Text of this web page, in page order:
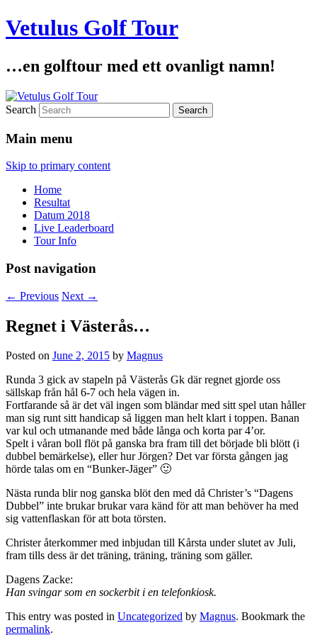
Vetulus Golf Tour
…en golftour med ett ovanligt namn!
Search
Main menu
Skip to primary content
Home
Resultat
Datum 2018
Live Leaderboard
Tour Info
Post navigation
← Previous Next →
Regnet i Västerås…
Posted on June 2, 2015 by Magnus
Runda 3 gick av stapeln på Västerås Gk där regnet gjorde oss
sällskap från hål 6-7 och hela vägen in.
Fortfarande så är det väl ingen som bländar med sitt spel utan håller
man sig runt sitt handicap så liggen man helt klart i toppen. Banan
var kul och utmanande med både långa och korta par 4’or.
Spelt i våran boll flöt på ganska bra fram till det började bli blött (i
dubbel bemärkelse), eller hur Jörgen? Det var första gången jag
hörde talas om en “Bunker-Jäger” 🙂
Nästa runda blir nog ganska blöt den med då Christer’s “Dagens
Dubbel” inte brukar brukar vara känd för att man behöver ha med
sig vattenflaskan för att bota törsten.
Christer återkommer med inbjudan till Kårsta under slutet av Juli,
fram tills dess är det träning, träning, träning som gäller.
Dagens Zacke:
Han svingar som en sockerbit i en telefonkiosk.
This entry was posted in Uncategorized by Magnus. Bookmark the
permalink.